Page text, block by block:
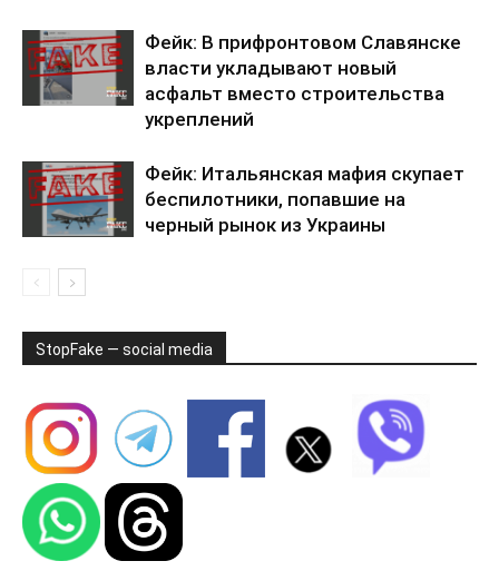
Фейк: В прифронтовом Славянске
власти укладывают новый
асфальт вместо строительства
укреплений
Фейк: Итальянская мафия скупает
беспилотники, попавшие на
черный рынок из Украины
StopFake — social media